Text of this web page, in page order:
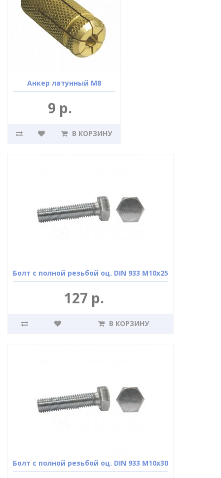
Анкер латунный М8
9 р.
В КОРЗИНУ
Болт с полной резьбой оц. DIN 933 М10х25
127 р.
В КОРЗИНУ
Болт с полной резьбой оц. DIN 933 М10х30